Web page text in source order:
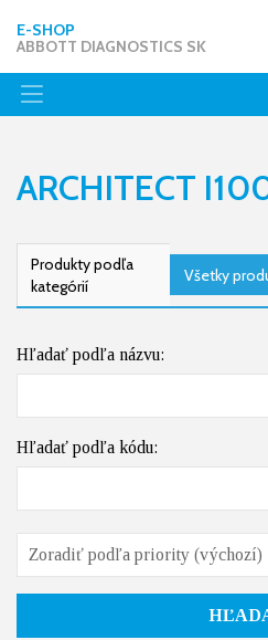
E-SHOP
ABBOTT DIAGNOSTICS SK
ARCHITECT
Produkty podľa
kategórií
Všetky
Hľadať podľa názvu:
Hľadať podľa kódu: